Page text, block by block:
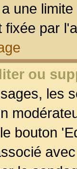
une
fixée par
ou
les
bouton